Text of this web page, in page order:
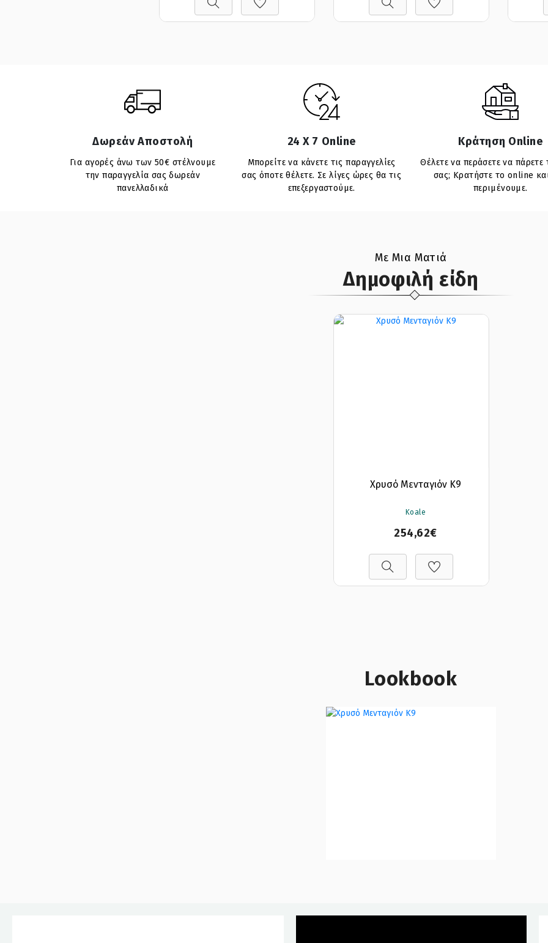
Δωρεάν Αποστολή
Για αγορές άνω των 50€ στέλνουμε
την παραγγελία σας δωρεάν
πανελλαδικά
24 X 7 Online
Μπορείτε να κάνετε τις παραγγελίες
σας όποτε θέλετε. Σε λίγες ώρες θα τις
επεξεργαστούμε.
Κράτηση Online
Θέλετε να περάσετε να πάρετε
σας; Κρατήστε το online
περιμένουμε.
Με Μια Ματιά
Δημοφιλή είδη
Χρυσό Μενταγιόν Κ9
Koale
254,62€
Lookbook